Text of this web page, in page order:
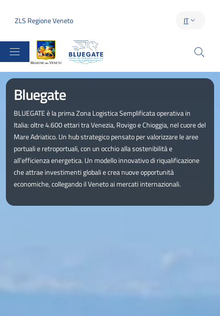
ZLS Regione Veneto IT
Regione del Veneto
Immagine:
Bluegate
BLUEGATE è la prima Zona Logistica Semplificata operativa in
Italia: oltre 4.600 ettari tra Venezia, Rovigo e Chioggia, nel cuore del
Mare Adriatico. Un hub strategico pensato per valorizzare le aree
portuali e retroportuali, con un occhio alla sostenibilità e
all’efficienza energetica. Un modello innovativo di riqualificazione
che attrae investimenti globali e crea nuove opportunità
economiche, collegando il Veneto ai mercati internazionali.